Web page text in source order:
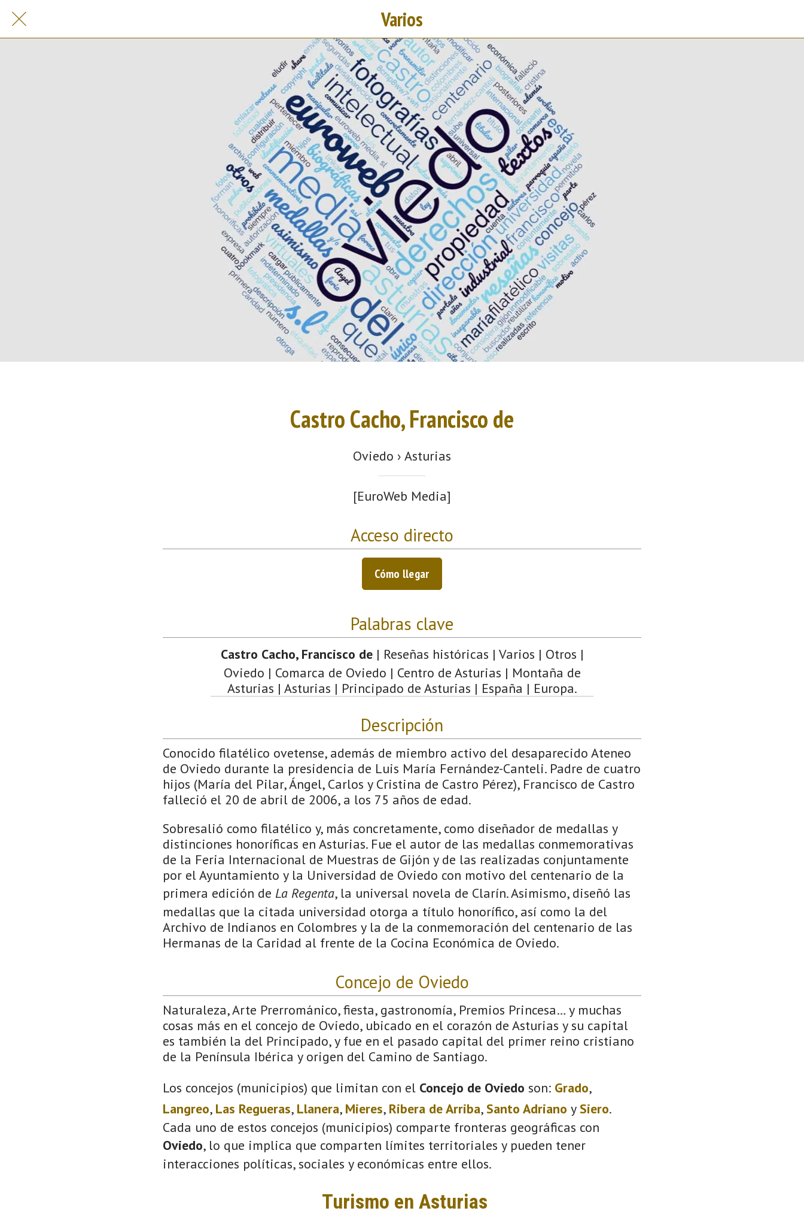
Varios
Castro Cacho, Francisco de
Oviedo › Asturias
[EuroWeb Media]
Acceso directo
Cómo llegar
Palabras clave
Castro Cacho, Francisco de| Reseñas históricas | Varios | Otros |
Oviedo | Comarca de Oviedo | Centro de Asturias | Montaña de
Asturias | Asturias | Principado de Asturias | España | Europa.
Descripción
Conocido filatélico ovetense, además de miembro activo del desaparecido Ateneo
de Oviedo durante la presidencia de Luis María Fernández-Canteli. Padre de cuatro
hijos (María del Pilar, Ángel, Carlos y Cristina de Castro Pérez), Francisco de Castro
falleció el 20 de abril de 2006, a los 75 años de edad.
Sobresalió como filatélico y, más concretamente, como diseñador de medallas y
distinciones honoríficas en Asturias. Fue el autor de las medallas conmemorativas
de la Feria Internacional de Muestras de Gijón y de las realizadas conjuntamente
por el Ayuntamiento y la Universidad de Oviedo con motivo del centenario de la
primera edición de La Regenta, la universal novela de Clarín. Asimismo, diseñó las
medallas que la citada universidad otorga a título honorífico, así como la del
Archivo de Indianos en Colombres y la de la conmemoración del centenario de las
Hermanas de la Caridad al frente de la Cocina Económica de Oviedo.
Concejo de Oviedo
Naturaleza, Arte Prerrománico, fiesta, gastronomía, Premios Princesa… y muchas
cosas más en el concejo de Oviedo, ubicado en el corazón de Asturias y su capital
es también la del Principado, y fue en el pasado capital del primer reino cristiano
de la Península Ibérica y origen del Camino de Santiago.
Los concejos (municipios) que limitan con el Concejo de Oviedo son: Grado,
Langreo, Las Regueras, Llanera, Mieres, Ribera de Arriba,Santo Adriano ySiero.
Cada uno de estos concejos (municipios) comparte fronteras geográficas con
Oviedo, lo que implica que comparten límites territoriales y pueden tener
interacciones políticas, sociales y económicas entre ellos.